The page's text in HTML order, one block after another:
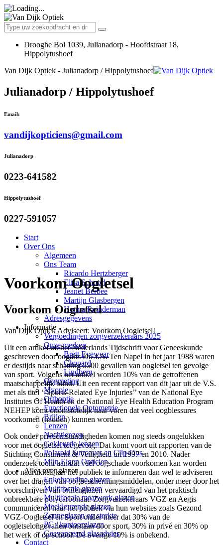
Drooghe Bol 1039, Julianadorp - Hoofdstraat 18,
Hippolytushoef
Van Dijk Optiek - Julianadorp / Hippolytushoef
Julianadorp / Hippolytushoef
Email:
vandijkopticiens@gmail.com
Julianadorp
0223-641582
Hippolytushoef
0227-591057
Start
Over Ons
Algemeen
Ons Team
Ricardo Hertzberger
Elisa Schoorl
Jeanet Berbee
Martijn Glasbergen
Herma Reinderman
Adresgegevens
Informatie
Vergoedingen zorgverzekeraars 2025
Onze merken
Brett Eyewear
Chopard
Lindberg
Oogmeting
Myopie
Orthoptie
Functionele Optometrie
Brillen
Lenzen
Nachtlenzen
Gekleurde lenzen
Polaroid Suncover en Clip-Ons
Mijn Eigen Opticien
Alles over glazen
Enkelvoudige glazen
Multifocale glazen
Multifocale maatwerk glazen
Meekleurende glazen
Zonneglazen op sterkte
PC / kantoorglazen
Geavanceerd glasadvies
Contact
Voorkom Oogletsel
Voorkom Oogletsel
Van Dijk Optiek Adviseert: Voorkom Oogletsel!
Uit een artikel uit het Nederlands Tijdschrift voor Geneeskunde
geschreven door oogarts Dr. J.A. Ten Napel in het jaar 1988 waren
er destijds naar schatting 5500 gevallen van oogletsel ten gevolge
van sport. Volgens het artikel worden 10% van de getroffenen
maatschappelijk blind. Uit een recent rapport van dit jaar uit de V.S.
met als titel ‘’Sports-Related Eye Injuries’’ van de National Eye
Institutes Of Health en de National Eye Health Education Program
NEHEP komt onomstotelijk naar voren dat veel oogblessures
voorkomen (hadden) kunnen worden.
Ook onder privéomstandigheden komen nog steeds ongelukken
voor met oogletsel tot gevolg. Dat komt voort uit rapporten van de
Stichting Consument & Veiligheid uit 1997 en 2010. Nader
onderzoek toont aan dat veel oogschade voorkomen kan worden
door nadrukkelijker het publiek te informeren dan wel te adviseren
over het dragen van oogbeschermingsmiddelen, onder meer door het
voorschrijven van brillenglazen vervaardigd van het praktisch
onbreekbare polycarbonaat. Zorgverzekeraars VGZ en Aegis
communiceren naar het publiek via hun websites zoals Gezond
VGZ-Oogletsel en Sport onder meer dat 30% van de
oogletselongevallen ontstaan door sport, 30% in privé en 30% op
het werk of op school. De overige 10% is onbekend.